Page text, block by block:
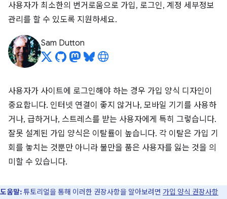
사용자가 최소한의 번거로움으로 가입, 로그인, 계정 세부정보
관리를 할 수 있도록 지원하세요.
Sam Dutton
사용자가 사이트에 로그인해야 하는 경우 가입 양식 디자인이
중요합니다. 인터넷 연결이 좋지 않거나, 모바일 기기를 사용하
거나, 급하거나, 스트레스를 받는 사용자에게 특히 그렇습니다.
잘못 설계된 가입 양식은 이탈률이 높습니다. 각 이탈은 가입 기
회를 놓치는 것뿐만 아니라 불만을 품은 사용자를 잃는 것을 의
미할 수 있습니다.
도움말:튜토리얼을 통해 이러한 권장사항을 알아보려면 가입 양식 권장사항